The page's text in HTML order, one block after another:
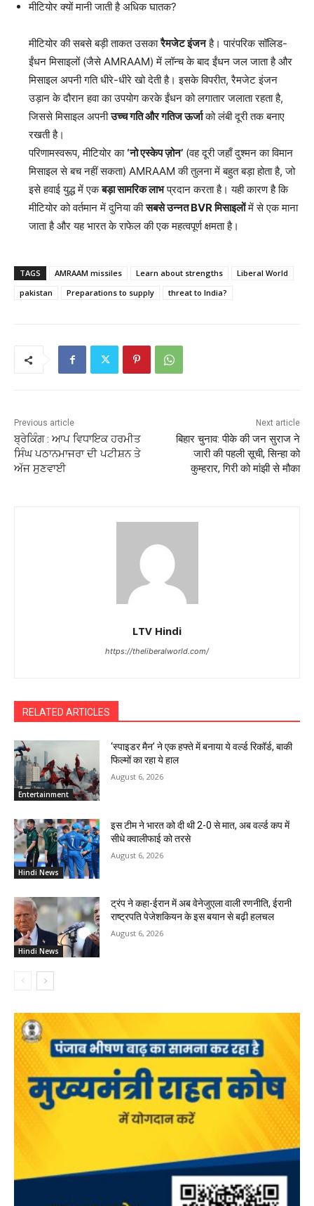
मीटियोर क्यों मानी जाती है अधिक घातक?
मीटियोर की सबसे बड़ी ताकत उसकारैमजेट इंजनहै। पारंपरिक सॉलिड-
ईंधन मिसाइलों (जैसे AMRAAM) में लॉन्च के बाद ईंधन जल जाता है और
मिसाइल अपनी गति धीरे-धीरे खो देती है। इसके विपरीत, रैमजेट इंजन
उड़ान के दौरान हवा का उपयोग करके ईंधन को लगातार जलाता रहता है,
जिससे मिसाइल अपनीउच्च गति और गतिज ऊर्जाको लंबी दूरी तक बनाए
रखती है।
परिणामस्वरूप, मीटियोर का‘नो एस्केप ज़ोन’ (वह दूरी जहाँ दुश्मन का विमान
मिसाइल से बच नहीं सकता) AMRAAM की तुलना में बहुत बड़ा होता है, जो
इसे हवाई युद्ध में एकबड़ा सामरिक लाभप्रदान करता है। यही कारण है कि
मीटियोर को वर्तमान में दुनिया कीसबसे उन्नत BVR मिसाइलोंमें से एक माना
जाता है और यह भारत के राफेल की एक महत्वपूर्ण क्षमता है।
TAGS AMRAAM missiles Learn about strengths
Liberal World
pakistan
Preparations to supply threat to India?
Previous article
ਬ੍ਰੇਕਿੰਗ : ਆਪ ਵਿਧਾਇਕ ਹਰਮੀਤ
ਸਿੰਘ ਪਠਾਨਮਾਜਰਾ ਦੀ ਪਟੀਸ਼ਨ ਤੇ
ਅੱਜ ਸੁਣਵਾਈ
Next article
बिहार चुनाव: पीके की जन सुराज ने
जारी की पहली सूची, सिन्हा को
कुम्हरार, गिरी को मांझी से मौका
LTV Hindi
https://theliberalworld.com/
RELATED ARTICLES
Entertainment
‘स्पाइडर मैन’ ने एक हफ्ते में बनाया ये वर्ल्ड रिकॉर्ड, बाकी
फिल्मों का रहा ये हाल
August 6, 2026
Hindi News
इस टीम ने भारत को दी थी 2-0 से मात, अब वर्ल्ड कप में
सीधे क्वालीफाई को तरसे
August 6, 2026
Hindi News
ट्रंप ने कहा-ईरान में अब वेनेजुएला वाली रणनीति, ईरानी
राष्ट्रपति पेजेशकियन के इस बयान से बढ़ी हलचल
August 6, 2026